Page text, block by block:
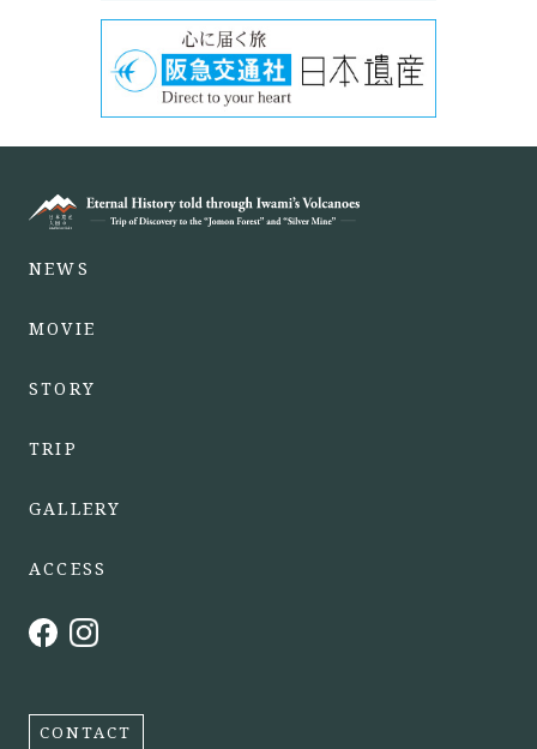
NEWS
MOVIE
STORY
TRIP
GALLERY
ACCESS
CONTACT